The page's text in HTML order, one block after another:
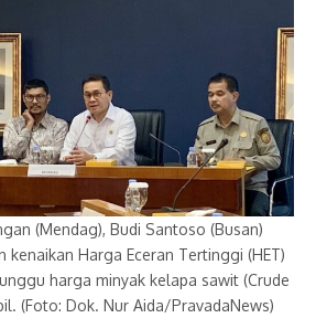
(Mendag), Budi Santoso (Busan)
kenaikan Harga Eceran Tertinggi (HET)
harga minyak kelapa sawit (Crude
(Foto: Dok. Nur Aida/PravadaNews)